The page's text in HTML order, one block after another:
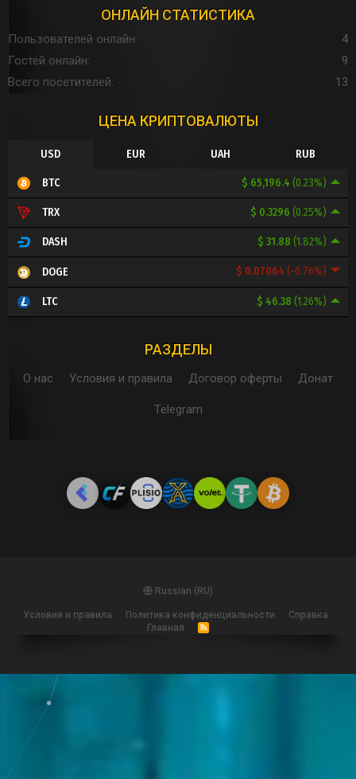
ОНЛАЙН СТАТИСТИКА
Пользователей онлайн
4
Гостей онлайн
9
Всего посетителей
13
ЦЕНА КРИПТОВАЛЮТЫ
USD EUR UAH RUB
$ 65,196.4 (0.23%)
BTC
$ 0.3296 (0.25%)
TRX
$ 31.88 (1.82%)
DASH
$ 0.07064 (-0.76%)
DOGE
$ 46.38 (1.26%)
LTC
РАЗДЕЛЫ
О нас Условия и правила Договор оферты Донат
Telegram
Russian (RU)
Условия и правила Политика конфиденциальности
Справка
Главная
R